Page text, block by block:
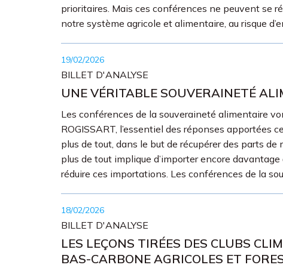
prioritaires. Mais ces conférences ne peuvent se
notre système agricole et alimentaire, au risque
19/02/2026
BILLET D'ANALYSE
UNE VÉRITABLE SOUVERAINETÉ
Les conférences de la souveraineté alimentaire
ROGISSART, l’essentiel des réponses apportées
plus de tout, dans le but de récupérer des parts
plus de tout implique d’importer encore
réduire ces importations. Les conférences de la
18/02/2026
BILLET D'ANALYSE
LES LEÇONS TIRÉES DES CLUBS
BAS-CARBONE AGRICOLES ET